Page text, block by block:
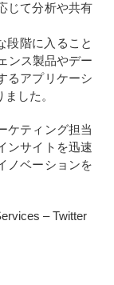
じて分析や共有
段階に入ること
ンス製品やデー
るアプリケーシ
した。
ケティング担当
ンサイトを迅速
ノベーションを
– Twitter